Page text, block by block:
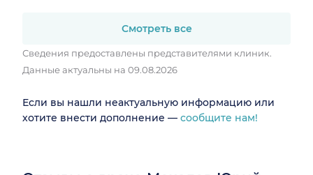
Смотреть все
Сведения предоставлены представителями клиник.
Данные актуальны на 09.08.2026
Если вы нашли неактуальную информацию или
хотите внести дополнение — сообщите нам!